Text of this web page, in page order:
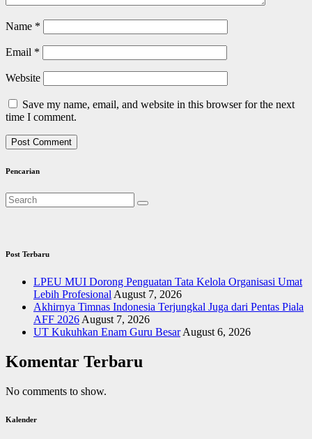
Name *
Email *
Website
Save my name, email, and website in this browser for the next
time I comment.
Pencarian
Post Terbaru
LPEU MUI Dorong Penguatan Tata Kelola Organisasi Umat
Lebih Profesional August 7, 2026
Akhirnya Timnas Indonesia Terjungkal Juga dari Pentas Piala
AFF 2026 August 7, 2026
UT Kukuhkan Enam Guru Besar August 6, 2026
Komentar Terbaru
No comments to show.
Kalender